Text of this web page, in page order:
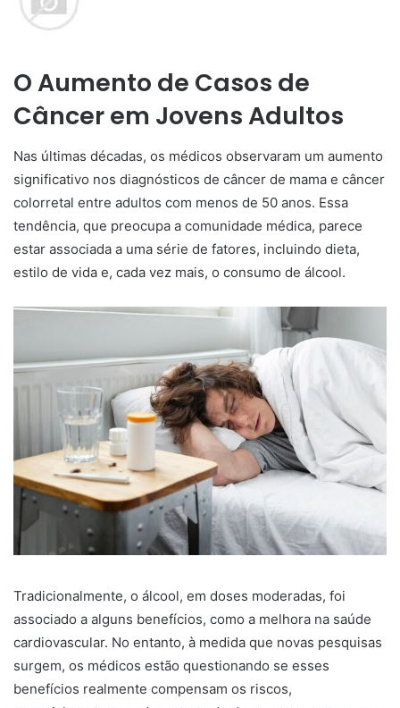
O Aumento de Casos de
Câncer em Jovens Adultos
Nas últimas décadas, os médicos observaram um aumento
significativo nos diagnósticos de câncer de mama e câncer
colorretal entre adultos com menos de 50 anos. Essa
tendência, que preocupa a comunidade médica, parece
estar associada a uma série de fatores, incluindo dieta,
estilo de vida e, cada vez mais, o consumo de álcool.
Tradicionalmente, o álcool, em doses moderadas, foi
associado a alguns benefícios, como a melhora na saúde
cardiovascular. No entanto, à medida que novas pesquisas
surgem, os médicos estão questionando se esses
benefícios realmente compensam os riscos,